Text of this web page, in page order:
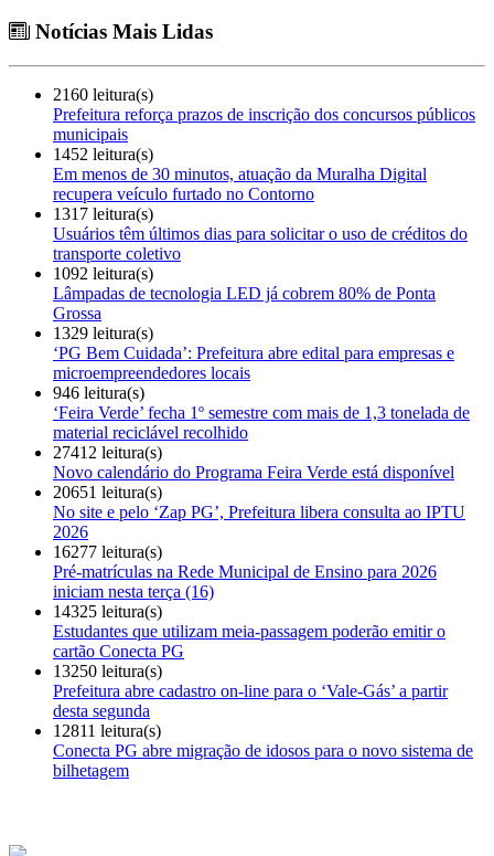
Notícias Mais Lidas
2160 leitura(s)
Prefeitura reforça prazos de inscrição dos concursos públicos
municipais
1452 leitura(s)
Em menos de 30 minutos, atuação da Muralha Digital
recupera veículo furtado no Contorno
1317 leitura(s)
Usuários têm últimos dias para solicitar o uso de créditos do
transporte coletivo
1092 leitura(s)
Lâmpadas de tecnologia LED já cobrem 80% de Ponta
Grossa
1329 leitura(s)
‘PG Bem Cuidada’: Prefeitura abre edital para empresas e
microempreendedores locais
946 leitura(s)
‘Feira Verde’ fecha 1º semestre com mais de 1,3 tonelada de
material reciclável recolhido
27412 leitura(s)
Novo calendário do Programa Feira Verde está disponível
20651 leitura(s)
No site e pelo ‘Zap PG’, Prefeitura libera consulta ao IPTU
2026
16277 leitura(s)
Pré-matrículas na Rede Municipal de Ensino para 2026
iniciam nesta terça (16)
14325 leitura(s)
Estudantes que utilizam meia-passagem poderão emitir o
cartão Conecta PG
13250 leitura(s)
Prefeitura abre cadastro on-line para o ‘Vale-Gás’ a partir
desta segunda
12811 leitura(s)
Conecta PG abre migração de idosos para o novo sistema de
bilhetagem